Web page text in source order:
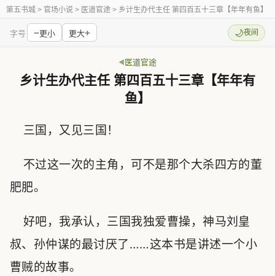
第五书城 > 官场小说 > 医道官途 > 乡计生办代主任 第四百五十三章【年年有鱼】
字号 −更小 更大+ 🌙夜间
医道官途
乡计生办代主任 第四百五十三章【年年有
鱼】
三国，又见三国！
不过这一次的主角，可不是那个大杀四方的董
肥肥。
好吧，我承认，三国我独爱曹操，神马刘皇
叔、孙仲谋的最讨厌了……这本书是讲述一个小
曹贼的故事。